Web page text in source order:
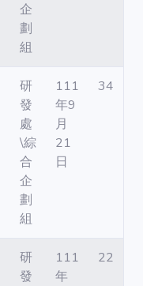
企
劃
組
研
發
處
\綜
合
企
劃
組
111
年9
月
21
日
34
研
發
111
年
22